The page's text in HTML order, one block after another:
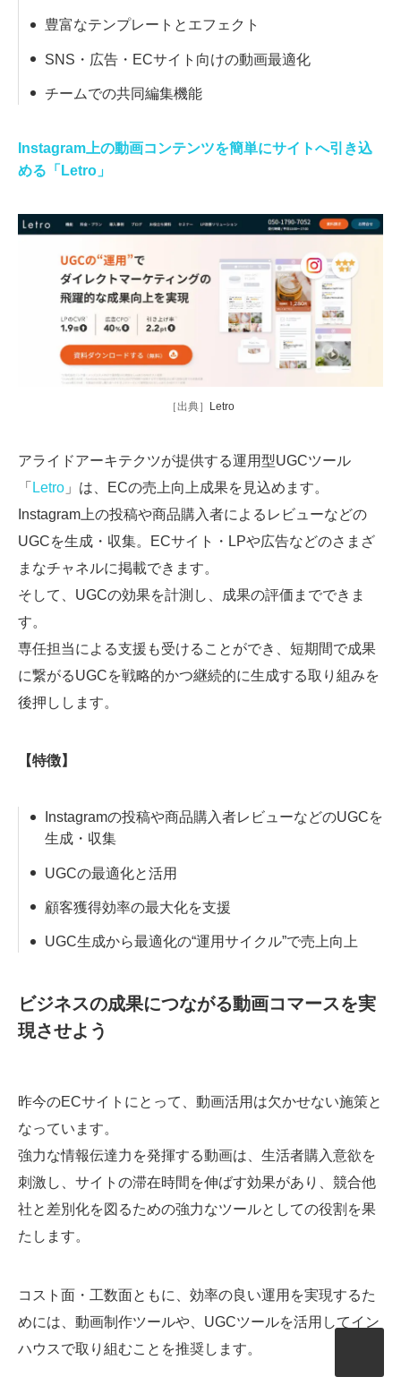
豊富なテンプレートとエフェクト
SNS・広告・ECサイト向けの動画最適化
チームでの共同編集機能
Instagram上の動画コンテンツを簡単にサイトへ引き込
める「Letro」
［出典］ Letro
アライドアーキテクツが提供する運用型UGCツール
「 Letro 」は、ECの売上向上成果を見込めます。
Instagram上の投稿や商品購入者によるレビューなどの
UGCを生成・収集。ECサイト・LPや広告などのさまざ
まなチャネルに掲載できます。
そして、UGCの効果を計測し、成果の評価までできま
す。
専任担当による支援も受けることができ、短期間で成果
に繋がるUGCを戦略的かつ継続的に生成する取り組みを
後押しします。
【特徴】
Instagramの投稿や商品購入者レビューなどのUGCを
生成・収集
UGCの最適化と活用
顧客獲得効率の最大化を支援
UGC生成から最適化の“運用サイクル”で売上向上
ビジネスの成果につながる動画コマースを実
現させよう
昨今のECサイトにとって、動画活用は欠かせない施策と
なっています。
強力な情報伝達力を発揮する動画は、生活者購入意欲を
刺激し、サイトの滞在時間を伸ばす効果があり、競合他
社と差別化を図るための強力なツールとしての役割を果
たします。
コスト面・工数面ともに、効率の良い運用を実現するた
めには、動画制作ツールや、UGCツールを活用してイン
ハウスで取り組むことを推奨します。